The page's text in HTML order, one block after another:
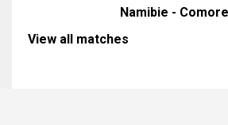
Namibie -
View all matches